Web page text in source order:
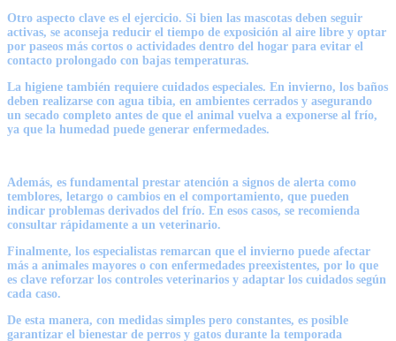
Otro aspecto clave es el ejercicio. Si bien las mascotas deben seguir
activas, se aconseja reducir el tiempo de exposición al aire libre y optar
por paseos más cortos o actividades dentro del hogar para evitar el
contacto prolongado con bajas temperaturas.
La higiene también requiere cuidados especiales. En invierno, los baños
deben realizarse con agua tibia, en ambientes cerrados y asegurando
un secado completo antes de que el animal vuelva a exponerse al frío,
ya que la humedad puede generar enfermedades.
Además, es fundamental prestar atención a signos de alerta como
temblores, letargo o cambios en el comportamiento, que pueden
indicar problemas derivados del frío. En esos casos, se recomienda
consultar rápidamente a un veterinario.
Finalmente, los especialistas remarcan que el invierno puede afectar
más a animales mayores o con enfermedades preexistentes, por lo que
es clave reforzar los controles veterinarios y adaptar los cuidados según
cada caso.
De esta manera, con medidas simples pero constantes, es posible
garantizar el bienestar de perros y gatos durante la temporada